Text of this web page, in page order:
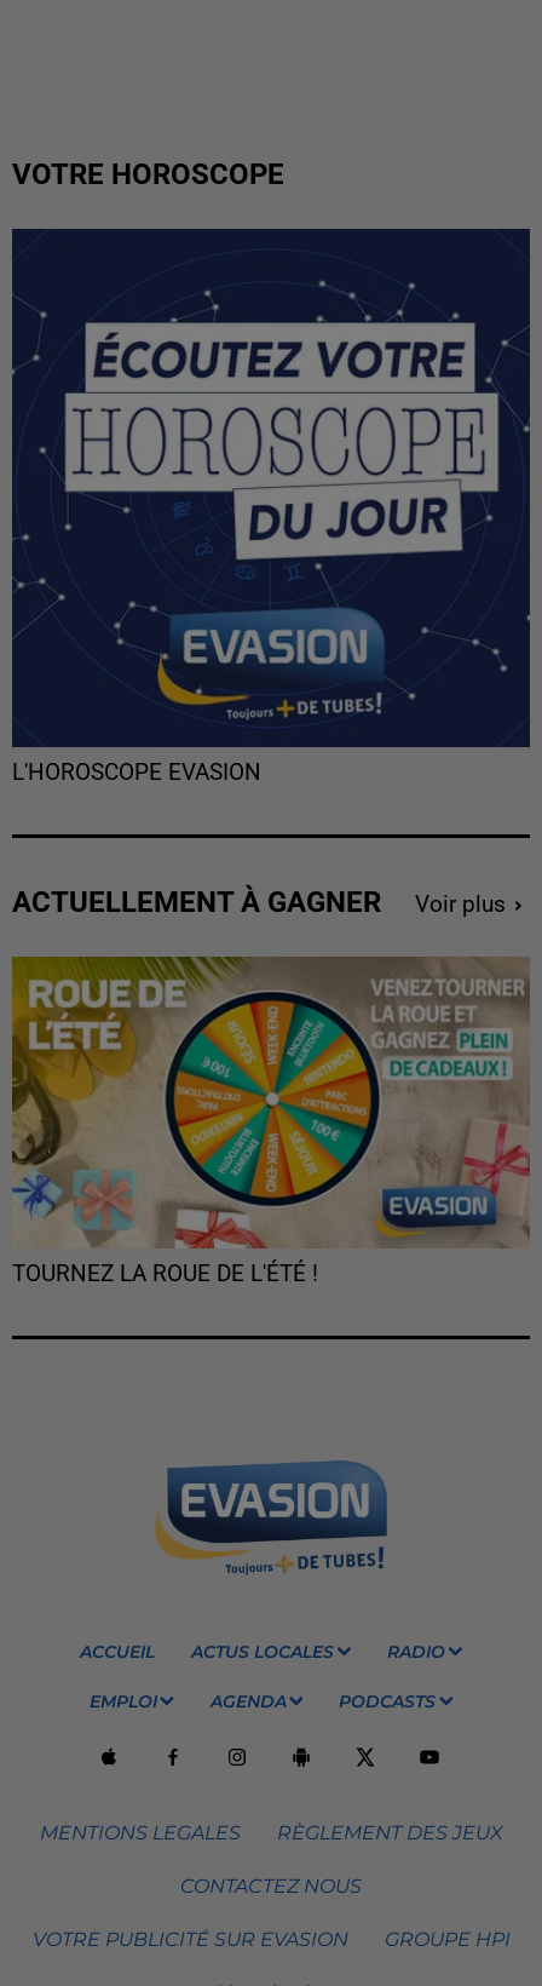
VOTRE HOROSCOPE
L'HOROSCOPE EVASION
ACTUELLEMENT À GAGNER Voir plus
TOURNEZ LA ROUE DE L'ÉTÉ !
ACCUEIL ACTUS LOCALES RADIO
EMPLOI AGENDA PODCASTS
MENTIONS LEGALES RÈGLEMENT DES JEUX
CONTACTEZ NOUS
VOTRE PUBLICITÉ SUR EVASION GROUPE HPI